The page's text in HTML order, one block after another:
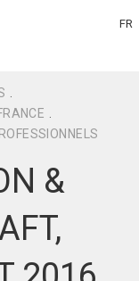
FR
&